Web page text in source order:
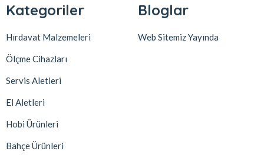
Kategoriler
Hırdavat Malzemeleri
Ölçme Cihazları
Servis Aletleri
El Aletleri
Hobi Ürünleri
Bahçe Ürünleri
Bloglar
Web Sitemiz Yayında